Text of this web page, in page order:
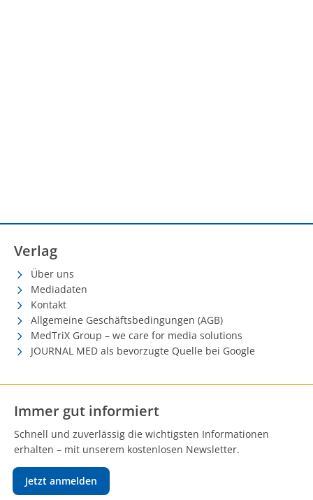
Verlag
Über uns
Mediadaten
Kontakt
Allgemeine Geschäftsbedingungen (AGB)
MedTriX Group – we care for media solutions
JOURNAL MED als bevorzugte Quelle bei Google
Immer gut informiert
Schnell und zuverlässig die wichtigsten Informationen
erhalten – mit unserem kostenlosen Newsletter.
Jetzt anmelden